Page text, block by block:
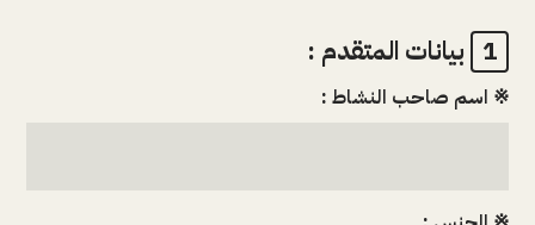
1 بيانات المتقدم :
※ اسم صاحب النشاط :